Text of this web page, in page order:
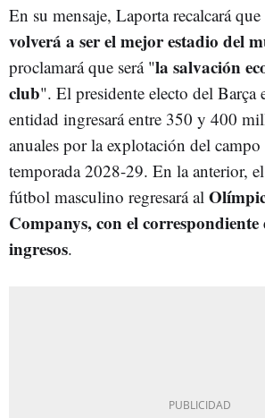
En su mensaje, Laporta recalcará
volverá a ser el mejor estadio del
proclamará que será "la salvación
club". El presidente electo del Barça
entidad ingresará entre 350 y 400
anuales por la explotación del
temporada 2028-29. En la anterior,
fútbol masculino regresará al
Companys, con el correspondiente
ingresos.